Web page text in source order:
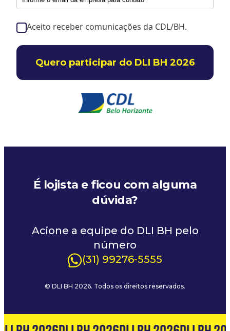
Aceito receber comunicações da CDL/BH.
Quero participar do DLI BH 2026
É lojista e ficou com alguma
dúvida?
Acione a equipe do DLI BH pelo
número
(31) 99276-5555
© DLI BH 2026. Todos os direitos reservados.